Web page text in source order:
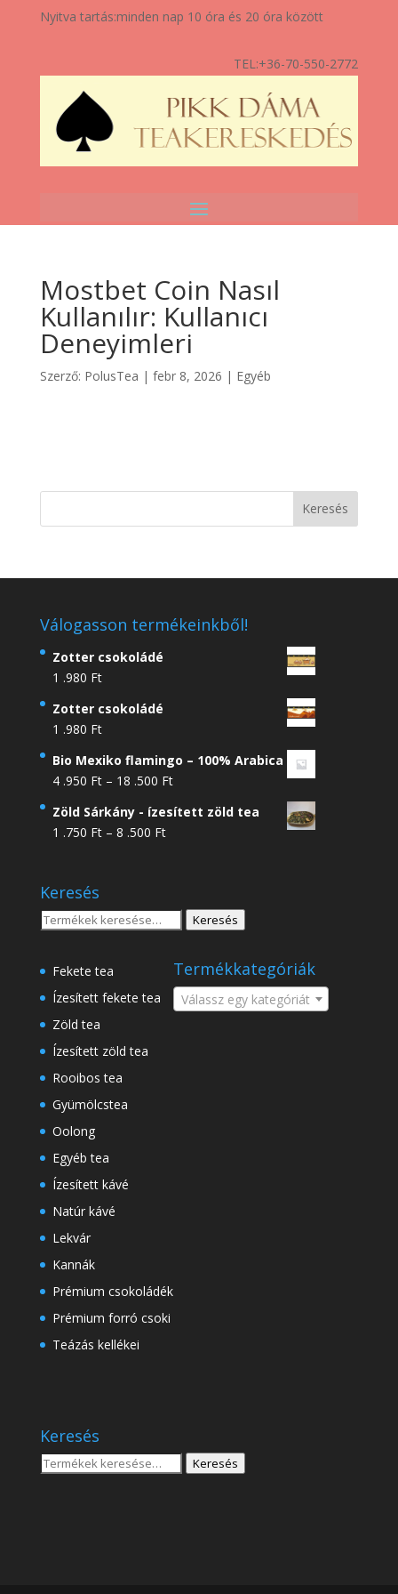
Nyitva tartás:minden nap 10 óra és 20 óra között
TEL:+36-70-550-2772
Mostbet Coin Nasıl
Kullanılır: Kullanıcı
Deneyimleri
Szerző: PolusTea | febr 8, 2026 | Egyéb
Válogasson termékeinkből!
Zotter csokoládé
1 .980 Ft
Zotter csokoládé
1 .980 Ft
Bio Mexiko flamingo – 100% Arabica
4 .950 Ft – 18 .500 FtÁrtartomány:
.950 Ft
Zöld Sárkány - ízesített zöld tea
1 .750 Ft – 8 .500 FtÁrtartomány:
8
.500 Ft
Keresés
Keresés
Keresés
Fekete tea
Ízesített fekete tea
Zöld tea
Ízesített zöld tea
Rooibos tea
Gyümölcstea
Oolong
Egyéb tea
Ízesített kávé
Natúr kávé
Lekvár
Kannák
Prémium csokoládék
Prémium forró csoki
Teázás kellékei
Termékkategóriák
Válassz egy kategóriát
Keresés
Keresés
Keresés